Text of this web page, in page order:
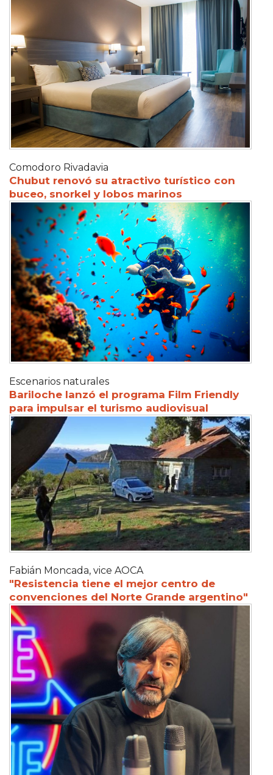
Comodoro Rivadavia
Chubut renovó su atractivo turístico con
buceo, snorkel y lobos marinos
Escenarios naturales
Bariloche lanzó el programa Film Friendly
para impulsar el turismo audiovisual
Fabián Moncada, vice AOCA
"Resistencia tiene el mejor centro de
convenciones del Norte Grande argentino"